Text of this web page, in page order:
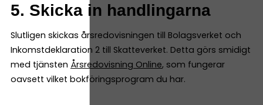
5. Skicka in handlingarna
Slutligen skickas årsredovisningen till Bolagsverket och
Inkomstdeklaration 2 till Skatteverket. Detta görs smidigt
med tjänsten Årsredovisning Online, som fungerar
oavsett vilket bokföringsprogram du har.